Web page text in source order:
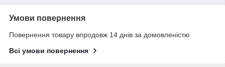
Умови повернення
Повернення товару впродовж 14 днів за домовленістю
Всі умови повернення